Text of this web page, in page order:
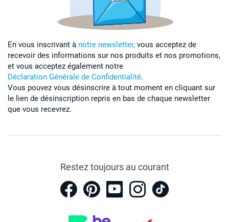
En vous inscrivant à notre newsletter, vous acceptez de
recevoir des informations sur nos produits et nos promotions,
et vous acceptez également notre
Déclaration Générale de Confidentialité.
Vous pouvez vous désinscrire à tout moment en cliquant sur
le lien de désinscription repris en bas de chaque newsletter
que vous recevrez.
Restez toujours au courant